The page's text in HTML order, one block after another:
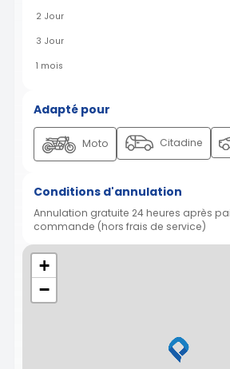
2 Jour
3 Jour
1 mois
Adapté pour
Moto Citadine
Conditions d'annulation
Annulation gratuite 24 heures après
commande (hors frais de service)
+
−